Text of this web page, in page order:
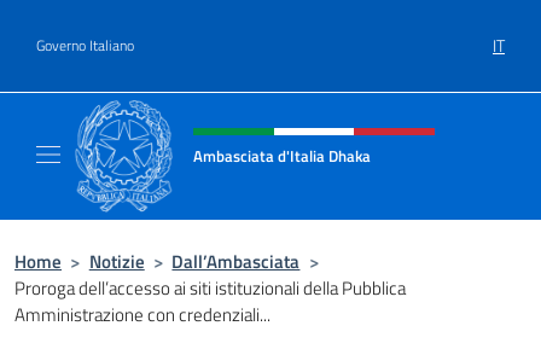
Governo Italiano IT
Intestazione sito, social e menù
Ambasciata d'Italia Dhaka
Home > Notizie > Dall’Ambasciata >
Proroga dell’accesso ai siti istituzionali della Pubblica
Amministrazione con credenziali...